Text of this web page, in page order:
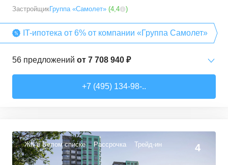
ЗастройщикГруппа «Самолет» (4,4 )
IT-ипотека от 6% от компании «Группа Самолет»
56 предложений от 7 708 940 ₽
34,71–49,54м² 22 предложения
2-комн. кв.
+7 (495) 134-98-..
ЖК в Белом списке Рассрочка Трейд-ин 4